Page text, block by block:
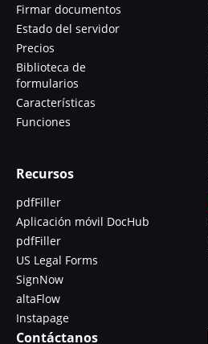
Firmar documentos
Estado del servidor
Precios
Biblioteca de
formularios
Características
Funciones
Recursos
pdfFiller
Aplicación móvil DocHub
pdfFiller
US Legal Forms
SignNow
altaFlow
Instapage
Contáctanos